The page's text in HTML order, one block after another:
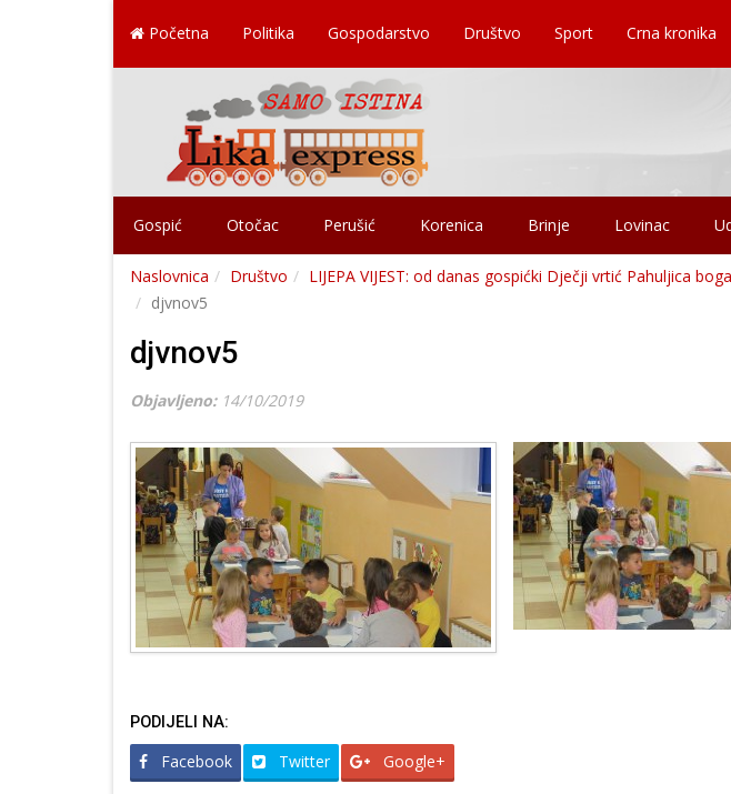
Početna Politika Gospodarstvo Društvo Sport Crna kronika
Gospić Otočac Perušić Korenica Brinje Lovinac
Naslovnica Društvo
LIJEPA VIJEST: od danas gospićki Dječji vrtić Pahuljica
djvnov5
djvnov5
Objavljeno: 14/10/2019
PODIJELI NA:
Facebook Twitter Google+